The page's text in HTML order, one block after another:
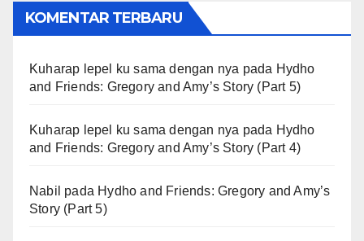
KOMENTAR TERBARU
Kuharap lepel ku sama dengan nya pada Hydho
and Friends: Gregory and Amy’s Story (Part 5)
Kuharap lepel ku sama dengan nya pada Hydho
and Friends: Gregory and Amy’s Story (Part 4)
Nabil pada Hydho and Friends: Gregory and Amy’s
Story (Part 5)